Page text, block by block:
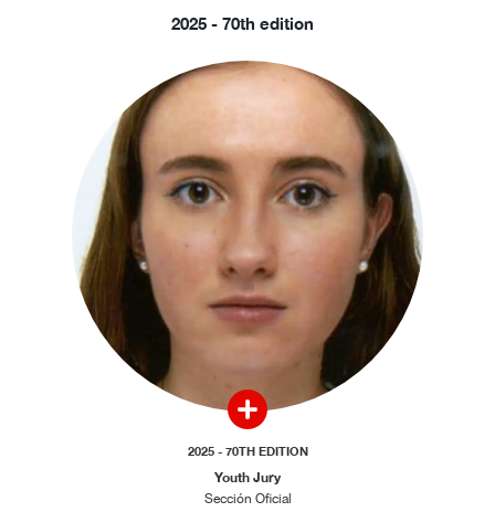
2025 - 70th edition
2025 - 70TH EDITION
Youth Jury
Sección Oficial